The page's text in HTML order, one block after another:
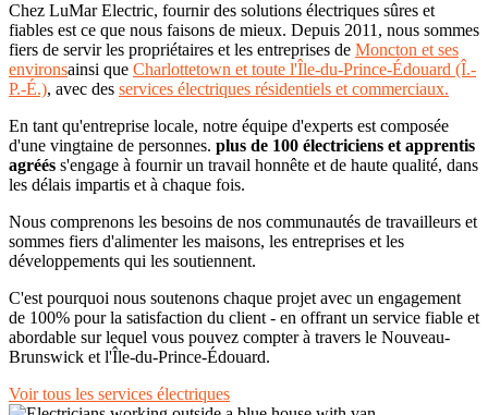
Chez LuMar Electric, fournir des solutions électriques sûres et
fiables est ce que nous faisons de mieux. Depuis 2011, nous sommes
fiers de servir les propriétaires et les entreprises de Moncton et ses
environsainsi que Charlottetown et toute l'Île-du-Prince-Édouard (Î.-
P.-É.), avec des services électriques résidentiels et commerciaux.
En tant qu'entreprise locale, notre équipe d'experts est composée
d'une vingtaine de personnes. plus de 100 électriciens et apprentis
agréés s'engage à fournir un travail honnête et de haute qualité, dans
les délais impartis et à chaque fois.
Nous comprenons les besoins de nos communautés de travailleurs et
sommes fiers d'alimenter les maisons, les entreprises et les
développements qui les soutiennent.
C'est pourquoi nous soutenons chaque projet avec un engagement
de 100% pour la satisfaction du client - en offrant un service fiable et
abordable sur lequel vous pouvez compter à travers le Nouveau-
Brunswick et l'Île-du-Prince-Édouard.
Voir tous les services électriques